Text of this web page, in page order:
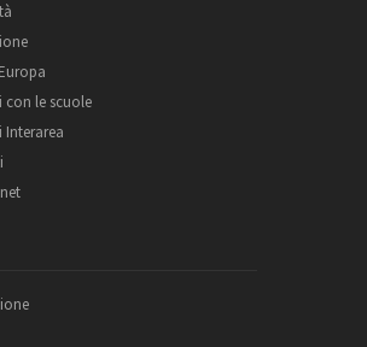
con le scuole
Interarea